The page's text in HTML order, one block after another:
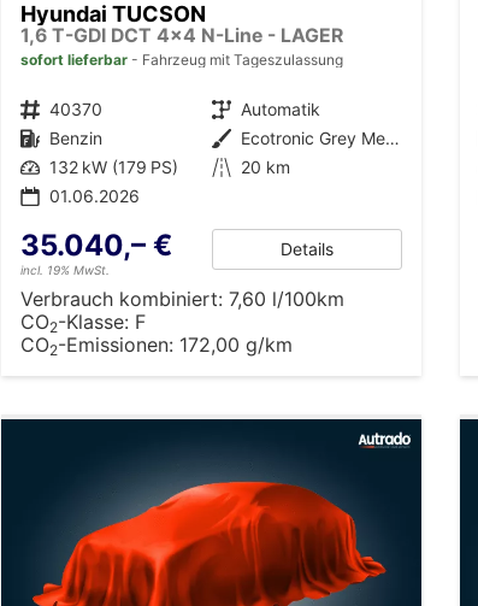
Hyundai TUCSON
1,6 T-GDI DCT 4x4 N-Line - LAGER
sofort lieferbar Fahrzeug mit Tageszulassung
Fahrzeugnr. 40370 Getriebe Automatik
Kraftstoff Benzin Außenfarbe
Ecotronic Grey Metallic (PE2)
Leistung 132 kW (179 PS) Kilometerstand 20 km
01.06.2026
35.040,– €
incl. 19% MwSt.
Details
Verbrauch kombiniert: 7,60 l/100km
CO2-Klasse: F
CO2-Emissionen: 172,00 g/km